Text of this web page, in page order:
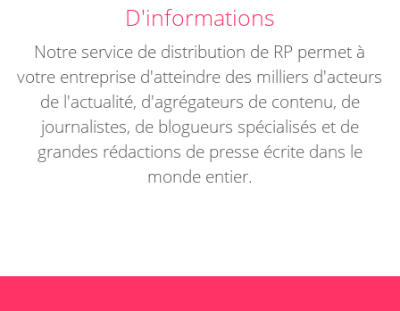
D'informations
Notre service de distribution de RP permet à
votre entreprise d'atteindre des milliers d'acteurs
de l'actualité, d'agrégateurs de contenu, de
journalistes, de blogueurs spécialisés et de
grandes rédactions de presse écrite dans le
monde entier.